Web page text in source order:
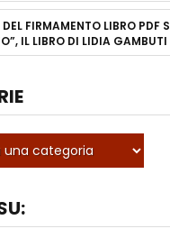
FIRMAMENTO LIBRO PDF
IL LIBRO DI LIDIA GAMBUTI